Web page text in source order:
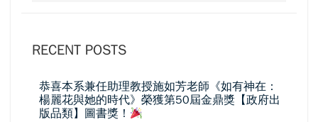
RECENT POSTS
恭喜本系兼任助理教授施如芳老師《如有神在：
楊麗花與她的時代》榮獲第50屆金鼎獎【政府出
版品類】圖書獎！